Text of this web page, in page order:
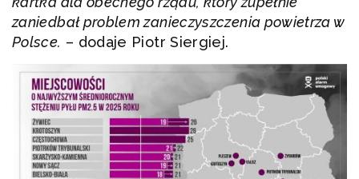
zaniedbał problem zanieczyszczenia powietrza w
Polsce. – dodaje Piotr Siergiej.